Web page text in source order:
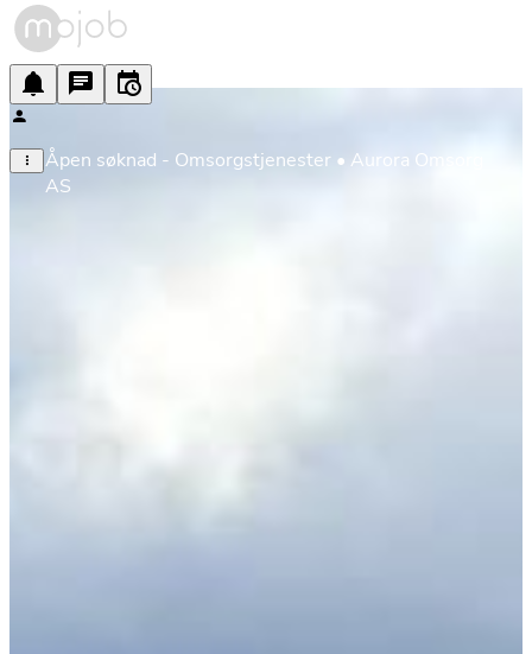
Åpen søknad - Omsorgstjenester • Aurora Omsorg
AS